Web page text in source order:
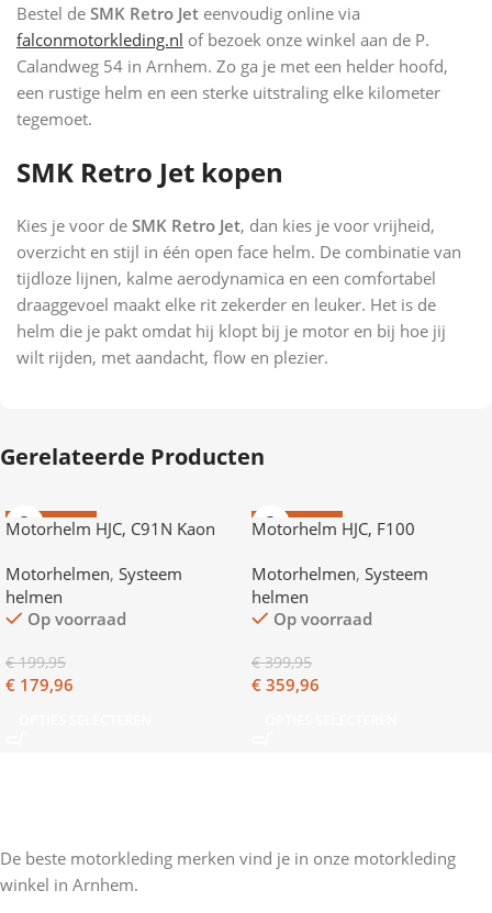
Bestel de SMK Retro Jet eenvoudig online via
falconmotorkleding.nl of bezoek onze winkel aan de P.
Calandweg 54 in Arnhem. Zo ga je met een helder hoofd,
een rustige helm en een sterke uitstraling elke kilometer
tegemoet.
SMK Retro Jet kopen
Kies je voor de SMK Retro Jet, dan kies je voor vrijheid,
overzicht en stijl in één open face helm. De combinatie van
tijdloze lijnen, kalme aerodynamica en een comfortabel
draaggevoel maakt elke rit zekerder en leuker. Het is de
helm die je pakt omdat hij klopt bij je motor en bij hoe jij
wilt rijden, met aandacht, flow en plezier.
Gerelateerde Producten
AANBIEDING
Motorhelm HJC, C91N Kaon
Motorhelmen, Systeem
helmen
Op voorraad
€199,95
€ 179,96
AANBIEDING
Motorhelm HJC, F100
Motorhelmen, Systeem
helmen
Op voorraad
€399,95
€ 359,96
De beste motorkleding merken vind je in onze motorkleding
winkel in Arnhem.